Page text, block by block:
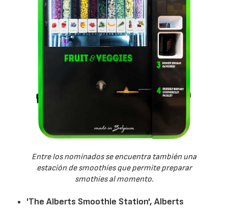
Entre los nominados se encuentra también una
estación de smoothies que permite preparar
smothies al momento.
'The Alberts Smoothie Station', Alberts